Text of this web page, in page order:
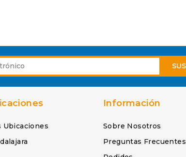
Ubicaciones
Información
Sobre Nosotros
Preguntas Frecuentes